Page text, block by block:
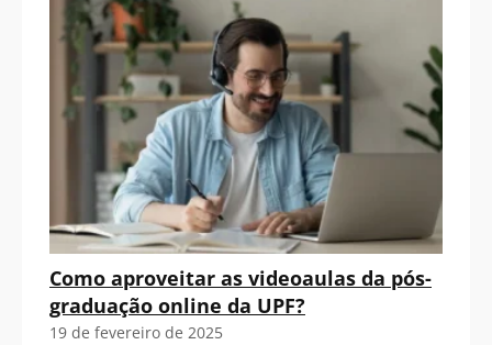
Como aproveitar as videoaulas da pós-
graduação online da UPF?
19 de fevereiro de 2025